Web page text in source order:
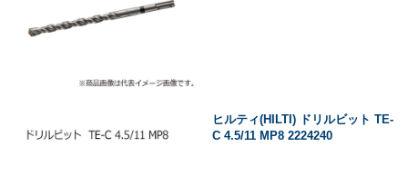
ヒルティ(HILTI) ドリルビット TE-
C 4.5/11 MP8 2224240